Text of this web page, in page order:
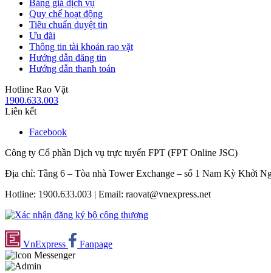
Bảng giá dịch vụ
Quy chế hoạt động
Tiêu chuẩn duyệt tin
Ưu đãi
Thông tin tài khoản rao vặt
Hướng dẫn đăng tin
Hướng dẫn thanh toán
Hotline Rao Vặt
1900.633.003
Liên kết
Facebook
Công ty Cổ phần Dịch vụ trực tuyến FPT (FPT Online JSC)
Địa chỉ: Tầng 6 – Tòa nhà Tower Exchange – số 1 Nam Kỳ Khởi
Hotline: 1900.633.003 | Email: raovat@vnexpress.net
VnExpress Fanpage